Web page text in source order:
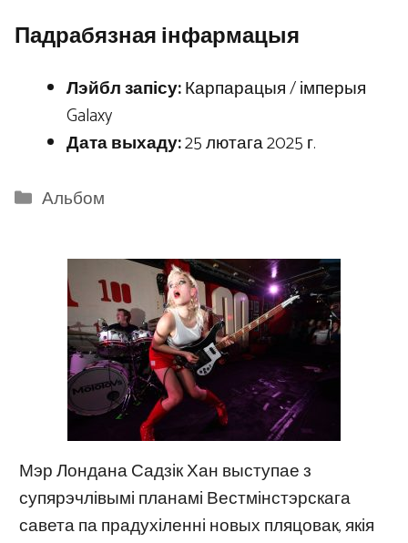
Падрабязная інфармацыя
Лэйбл запісу:Карпарацыя / імперыя
Galaxy
Дата выхаду:25 лютага 2025 г.
Categories
Альбом
Мэр Лондана Садзік Хан выступае з
супярэчлівымі планамі Вестмінстэрскага
савета па прадухіленні новых пляцовак, якія